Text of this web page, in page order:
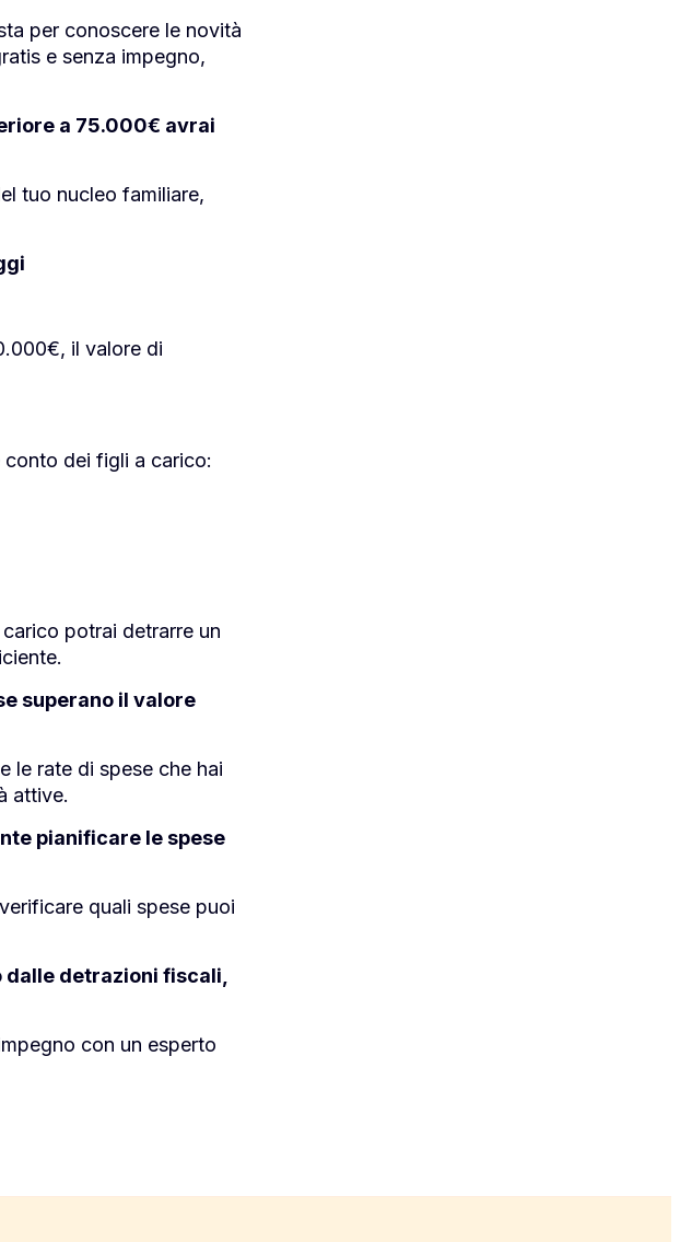
per conoscere le novità
e senza impegno,
a 75.000€ avrai
tuo nucleo familiare,
il valore di
dei figli a carico:
potrai detrarre un
superano il valore
le rate di spese che hai
attive.
pianificare le spese
quali spese puoi
detrazioni fiscali,
con un esperto